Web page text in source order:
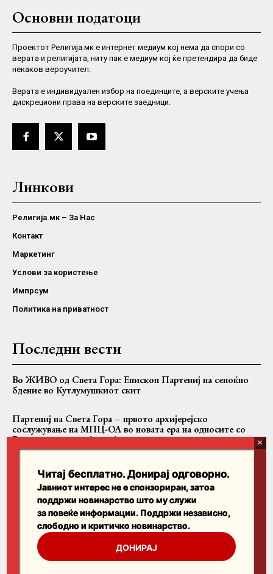
Основни податоци
Проектот Религија.мк е интернет медиум кој нема да спори со
верата и религијата, ниту пак е медиум кој ќе претендира да биде
некаков вероучител.
Верaта е индивидуален избор на поединците, а верските учења
дискрециони права на верските заедници.
Линкови
Религија.мк – За Нас
Контакт
Маркетинг
Услови за користење
Импрсум
Политика на приватност
Последни вести
Во ЖИВО од Света Гора: Епископ Партениј на сеноќно
бдение во Кутлумушкиот скит
Партениј на Света Гора – првото архијерејско
сослужување на МПЦ-ОА во новата ера на односите со
Вселенската патријаршија
Вартоломеј, Теодор II и Јован заедно на Имврос
Пребарајте
Search
Читај бесплатно. Донирај одговорно.
Јавниот интерес не е спонзориран, затоа
поддржи новинарство што му служи
за повеќе информации. Поддржи независно,
слободно и критичко новинарство.
ДОНИРАЈ